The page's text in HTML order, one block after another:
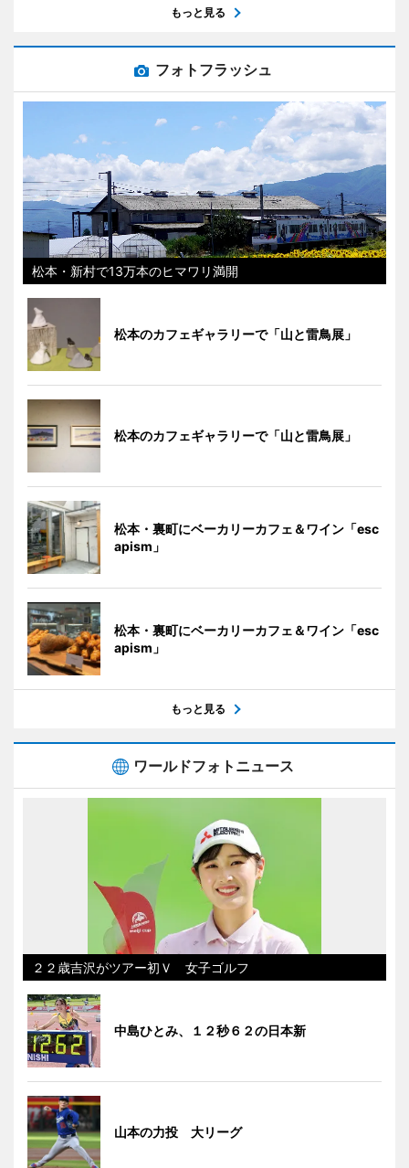
もっと見る
フォトフラッシュ
松本・新村で13万本のヒマワリ満開
松本のカフェギャラリーで「山と雷鳥展」
松本のカフェギャラリーで「山と雷鳥展」
松本・裏町にベーカリーカフェ＆ワイン「esc
apism」
松本・裏町にベーカリーカフェ＆ワイン「esc
apism」
もっと見る
ワールドフォトニュース
２２歳吉沢がツアー初Ｖ 女子ゴルフ
中島ひとみ、１２秒６２の日本新
山本の力投 大リーグ